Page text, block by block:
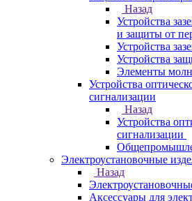
Назад
Устройства
и защиты от
Устройства
Устройства
Элементы
Устройства
сигнализации
Назад
Устройства
сигнализации
Электроустановочные
Назад
Аксессуары для